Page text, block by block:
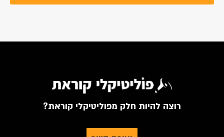
רוצה להיות חלק מפוליטיקלי קוראת?